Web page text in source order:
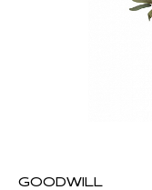
GOODWILL